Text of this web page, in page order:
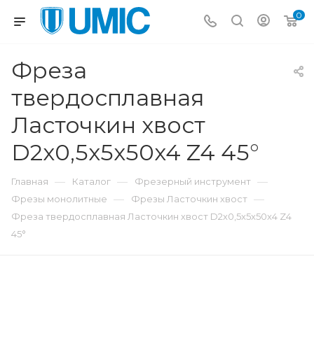
0
Фреза
твердосплавная
Ласточкин хвост
D2x0,5x5x50x4 Z4 45°
Главная — Каталог — Фрезерный инструмент —
Фрезы монолитные — Фрезы Ласточкин хвост —
Фреза твердосплавная Ласточкин хвост D2x0,5x5x50x4 Z4
45°